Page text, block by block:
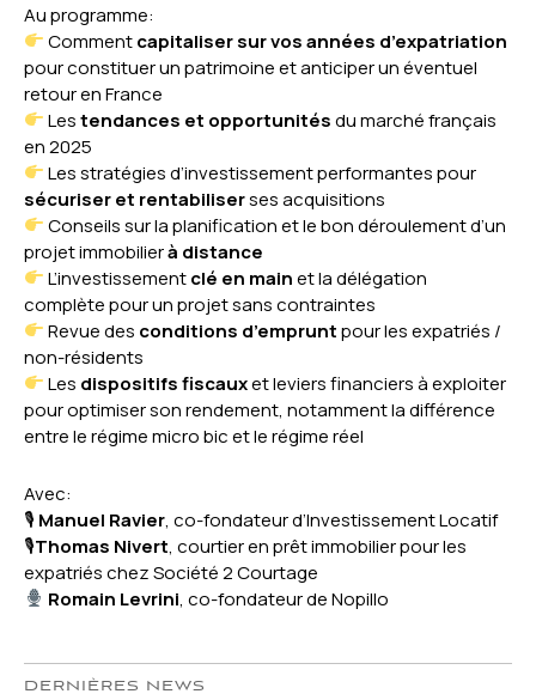
Au programme:
Commentcapitaliser sur vos années d’expatriation
pour constituer un patrimoine et anticiper un éventuel
retour en France
Lestendances et opportunitésdu marché français
en 2025
Les stratégies d’investissement performantes pour
sécuriser et rentabiliserses acquisitions
Conseils sur la planification et le bon déroulement d’un
projet immobilierà distance
L’investissementclé en mainet la délégation
complète pour un projet sans contraintes
Revue des conditions d’empruntpour les expatriés /
non-résidents
Les dispositifs fiscauxet leviers financiers à exploiter
pour optimiser son rendement, notamment la différence
entre le régime micro bic et le régime réel
Avec:
🎙Manuel Ravier, co-fondateur d’Investissement Locatif
🎙Thomas Nivert, courtier en prêt immobilier pour les
expatriés chez Société 2 Courtage
Romain Levrini, co-fondateur de Nopillo
DERNIÈRES NEWS